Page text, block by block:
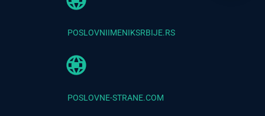
POSLOVNIIMENIKSRBIJE.RS
POSLOVNE-STRANE.COM